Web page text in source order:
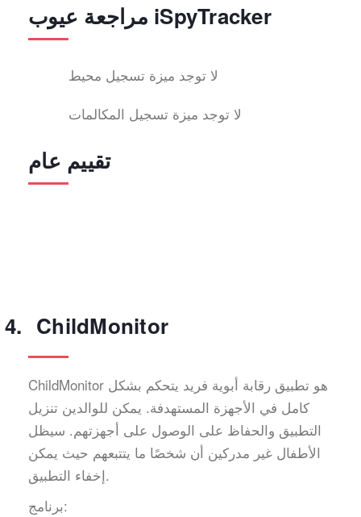
مراجعة عيوب iSpyTracker
لا توجد ميزة تسجيل محيط
لا توجد ميزة تسجيل المكالمات
تقييم عام
ChildMonitor
ChildMonitor هو تطبيق رقابة أبوية فريد يتحكم بشكل
كامل في الأجهزة المستهدفة. يمكن للوالدين تنزيل
التطبيق والحفاظ على الوصول على أجهزتهم. سيظل
الأطفال غير مدركين أن شخصًا ما يتتبعهم حيث يمكن
إخفاء التطبيق.
برنامج: